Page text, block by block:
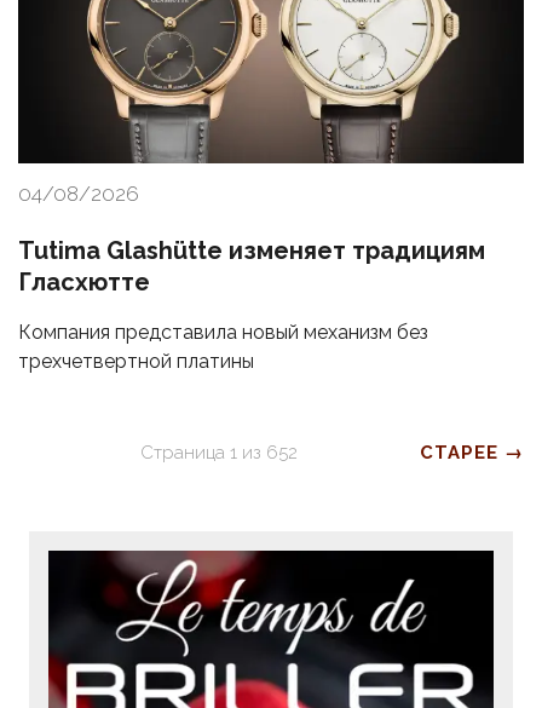
04/08/2026
Tutima Glashütte изменяет традициям
Гласхютте
Компания представила новый механизм без
трехчетвертной платины
Страница 1 из 652 СТАРЕЕ →